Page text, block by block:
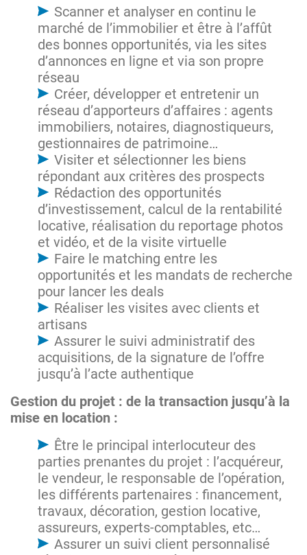
Scanner et analyser en continu le
marché de l’immobilier et être à l’affût
des bonnes opportunités, via les sites
d’annonces en ligne et via son propre
réseau
Créer, développer et entretenir un
réseau d’apporteurs d’affaires : agents
immobiliers, notaires, diagnostiqueurs,
gestionnaires de patrimoine…
Visiter et sélectionner les biens
répondant aux critères des prospects
Rédaction des opportunités
d’investissement, calcul de la rentabilité
locative, réalisation du reportage photos
et vidéo, et de la visite virtuelle
Faire le matching entre les
opportunités et les mandats de recherche
pour lancer les deals
Réaliser les visites avec clients et
artisans
Assurer le suivi administratif des
acquisitions, de la signature de l’offre
jusqu’à l’acte authentique
Gestion du projet : de la transaction jusqu’à la
mise en location :
Être le principal interlocuteur des
parties prenantes du projet : l’acquéreur,
le vendeur, le responsable de l’opération,
les différents partenaires : financement,
travaux, décoration, gestion locative,
assureurs, experts-comptables, etc…
Assurer un suivi client personnalisé